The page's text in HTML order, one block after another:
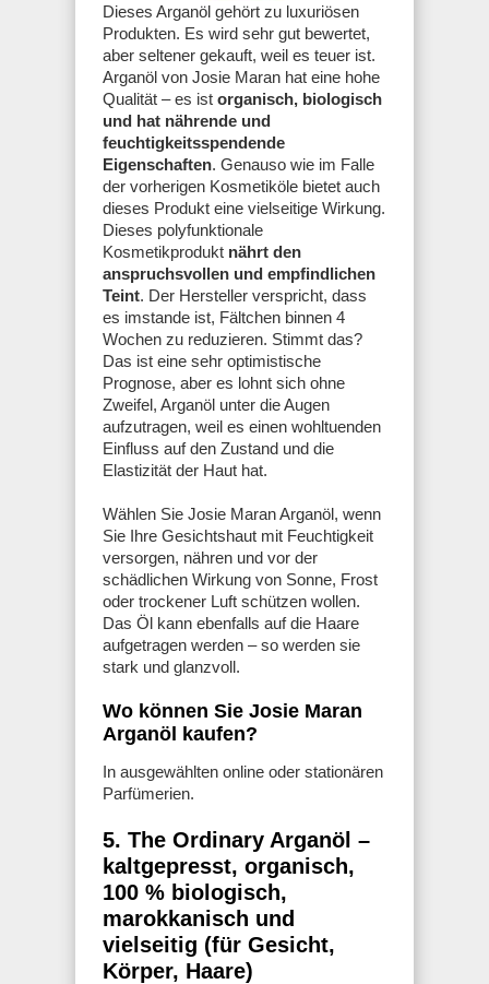
Dieses Arganöl gehört zu luxuriösen
Produkten. Es wird sehr gut bewertet,
aber seltener gekauft, weil es teuer ist.
Arganöl von Josie Maran hat eine hohe
Qualität – es ist organisch, biologisch
und hat nährende und
feuchtigkeitsspendende
Eigenschaften. Genauso wie im Falle
der vorherigen Kosmetiköle bietet auch
dieses Produkt eine vielseitige Wirkung.
Dieses polyfunktionale
Kosmetikprodukt nährt den
anspruchsvollen und empfindlichen
Teint. Der Hersteller verspricht, dass
es imstande ist, Fältchen binnen 4
Wochen zu reduzieren. Stimmt das?
Das ist eine sehr optimistische
Prognose, aber es lohnt sich ohne
Zweifel, Arganöl unter die Augen
aufzutragen, weil es einen wohltuenden
Einfluss auf den Zustand und die
Elastizität der Haut hat.
Wählen Sie Josie Maran Arganöl, wenn
Sie Ihre Gesichtshaut mit Feuchtigkeit
versorgen, nähren und vor der
schädlichen Wirkung von Sonne, Frost
oder trockener Luft schützen wollen.
Das Öl kann ebenfalls auf die Haare
aufgetragen werden – so werden sie
stark und glanzvoll.
Wo können Sie Josie Maran
Arganöl kaufen?
In ausgewählten online oder stationären
Parfümerien.
5. The Ordinary Arganöl –
kaltgepresst, organisch,
100 % biologisch,
marokkanisch und
vielseitig (für Gesicht,
Körper, Haare)